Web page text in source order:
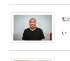
私
い